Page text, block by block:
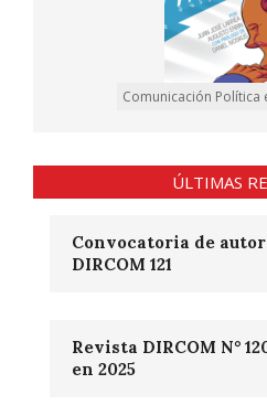
Comunicación Política
ÚLTIMAS
Convocatoria de
DIRCOM 121
Revista DIRCOM N°
en 2025